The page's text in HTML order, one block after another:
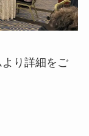
り詳細をご